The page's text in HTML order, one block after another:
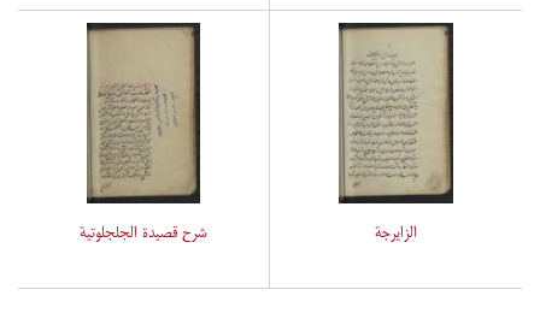
الزایرجة شرح قصیدة الجلجلوتیة